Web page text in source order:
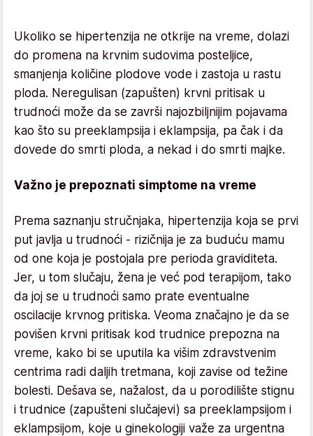
Ukoliko se hipertenzija ne otkrije na vreme, dolazi
do promena na krvnim sudovima posteljice,
smanjenja količine plodove vode i zastoja u rastu
ploda. Neregulisan (zapušten) krvni pritisak u
trudnoći može da se završi najozbiljnijim pojavama
kao što su preeklampsija i eklampsija, pa čak i da
dovede do smrti ploda, a nekad i do smrti majke.
Važno je prepoznati simptome na vreme
Prema saznanju stručnjaka, hipertenzija koja se prvi
put javlja u trudnoći - rizičnija je za buduću mamu
od one koja je postojala pre perioda graviditeta.
Jer, u tom slučaju, žena je već pod terapijom, tako
da joj se u trudnoći samo prate eventualne
oscilacije krvnog pritiska. Veoma značajno je da se
povišen krvni pritisak kod trudnice prepozna na
vreme, kako bi se uputila ka višim zdravstvenim
centrima radi daljih tretmana, koji zavise od težine
bolesti. Dešava se, nažalost, da u porodilište stignu
i trudnice (zapušteni slučajevi) sa preeklampsijom i
eklampsijom, koje u ginekologiji važe za urgentna